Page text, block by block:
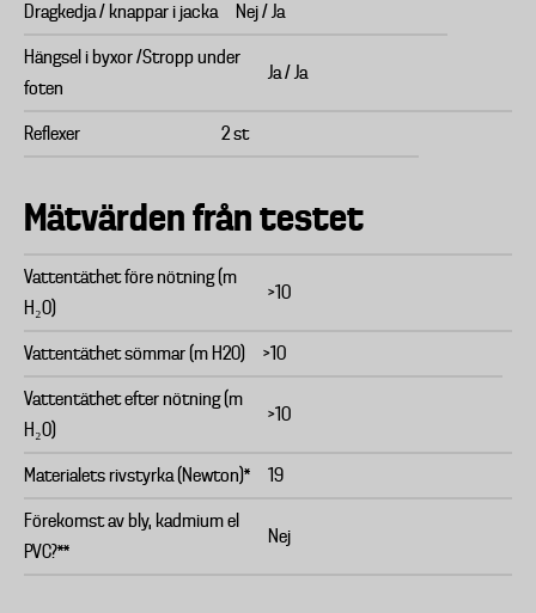
Dragkedja / knappar i jacka Nej / Ja
Hängsel i byxor /Stropp under
foten
Ja / Ja
Reflexer 2 st
Mätvärden från testet
Vattentäthet före nötning (m
H₂O)
>10
Vattentäthet sömmar (m H2O) >10
Vattentäthet efter nötning (m
H₂O)
>10
Materialets rivstyrka (Newton)* 19
Förekomst av bly, kadmium el
PVC?**
Nej